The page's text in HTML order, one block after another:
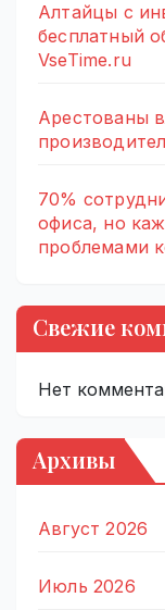
Алтайцы с
бесплатный
VseTime.ru
Арестованы
70%
офиса, но
проблемами
Свежие
Нет
Архивы
Август 2026
Июль 2026